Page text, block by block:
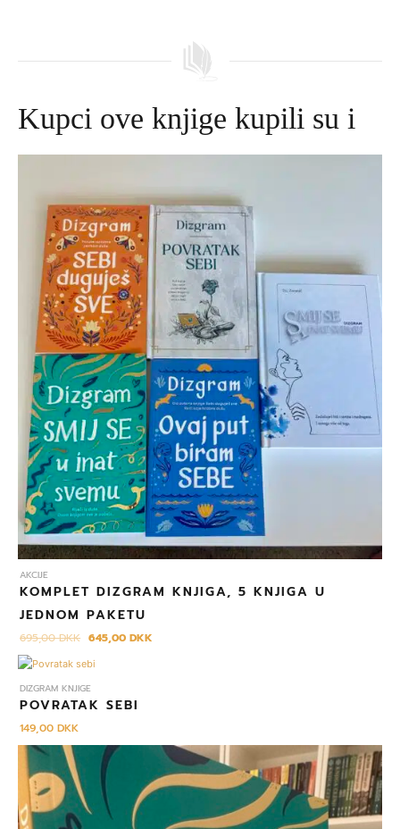
Kupci ove knjige kupili su i
AKCIJE
KOMPLET DIZGRAM KNJIGA, 5 KNJIGA U
JEDNOM PAKETU
695,00DKK
Izvorna
je:
695,00 DKK.
645,00DKK
Trenutna
645,00 DKK.
DIZGRAM KNJIGE
POVRATAK SEBI
149,00DKK